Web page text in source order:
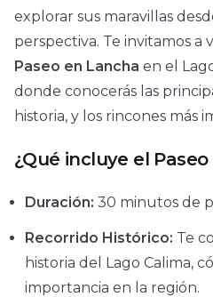
explorar sus maravillas
perspectiva. Te invitamos a
Paseo en Lancha en el
donde conocerás las
historia, y los rincones más
¿Qué incluye el
Duración: 30 minutos de
Recorrido Histórico: Te
historia del Lago Calima,
importancia en la región.